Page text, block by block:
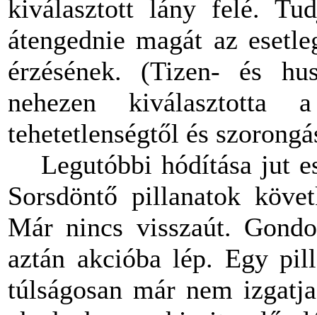
kiválasztott lány felé.
átengednie magát az
érzésének. (Tizen- és
nehezen kiválasztotta
tehetetlenségtől és
Legutóbbi hódítása jut
Sorsdöntő pillanatok
Már nincs visszaút.
aztán akcióba lép. Egy
túlságosan már nem